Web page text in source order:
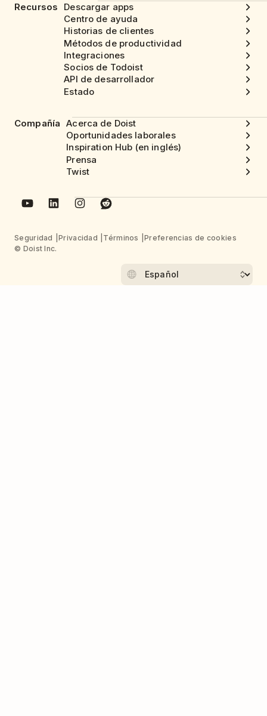
Recursos
Descargar apps
Centro de ayuda
Historias de clientes
Métodos de productividad
Integraciones
Socios de Todoist
API de desarrollador
Estado
Compañía Acerca de Doist
Oportunidades laborales
Inspiration Hub (en inglés)
Prensa
Twist
Seguridad Privacidad Términos
Preferencias de cookies
© Doist Inc.